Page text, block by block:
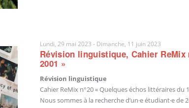
Lundi, 29 mai 2023 - Dimanche, 11 juin 2023
Révision linguistique, Cahier
2001 »
Révision linguistique
Cahier ReMix n°20 « Quelques échos littéraires du
Nous sommes à la recherche d’un·e étudiant·e